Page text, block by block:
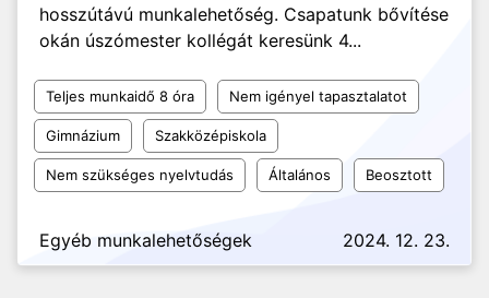
hosszútávú munkalehetőség. Csapatunk bővítése
okán úszómester kollégát keresünk 4...
Teljes munkaidő 8 óra Nem igényel tapasztalatot
Gimnázium Szakközépiskola
Nem szükséges nyelvtudás Általános Beosztott
Egyéb munkalehetőségek 2024. 12. 23.